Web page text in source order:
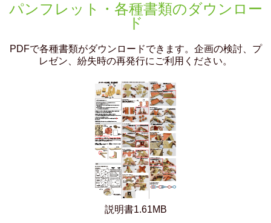
パンフレット・各種書類のダウンロー
ド
PDFで各種書類がダウンロードできます。企画の検討、プ
レゼン、紛失時の再発行にご利用ください。
説明書1.61MB